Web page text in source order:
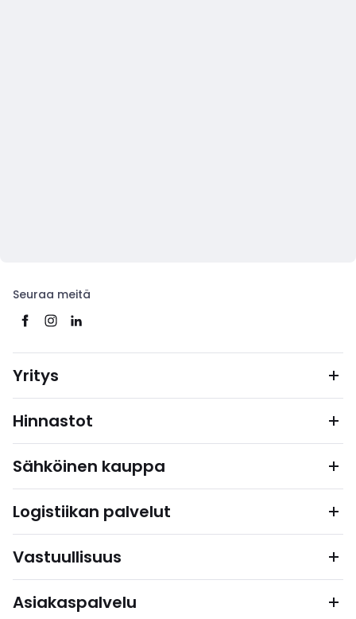
Seuraa meitä
Yritys
Hinnastot
Sähköinen kauppa
Logistiikan palvelut
Vastuullisuus
Asiakaspalvelu